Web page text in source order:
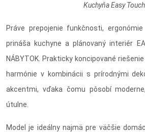
Kuchyňa Easy Touch
Práve prepojenie funkčnosti,
prináša kuchyne a plánovaný interiér
NÁBYTOK. Prakticky koncipované
harmónie v kombinácii s prírodnými
akcentmi, vďaka čomu pôsobí
útulne.
Model je ideálny najmä pre väčšie